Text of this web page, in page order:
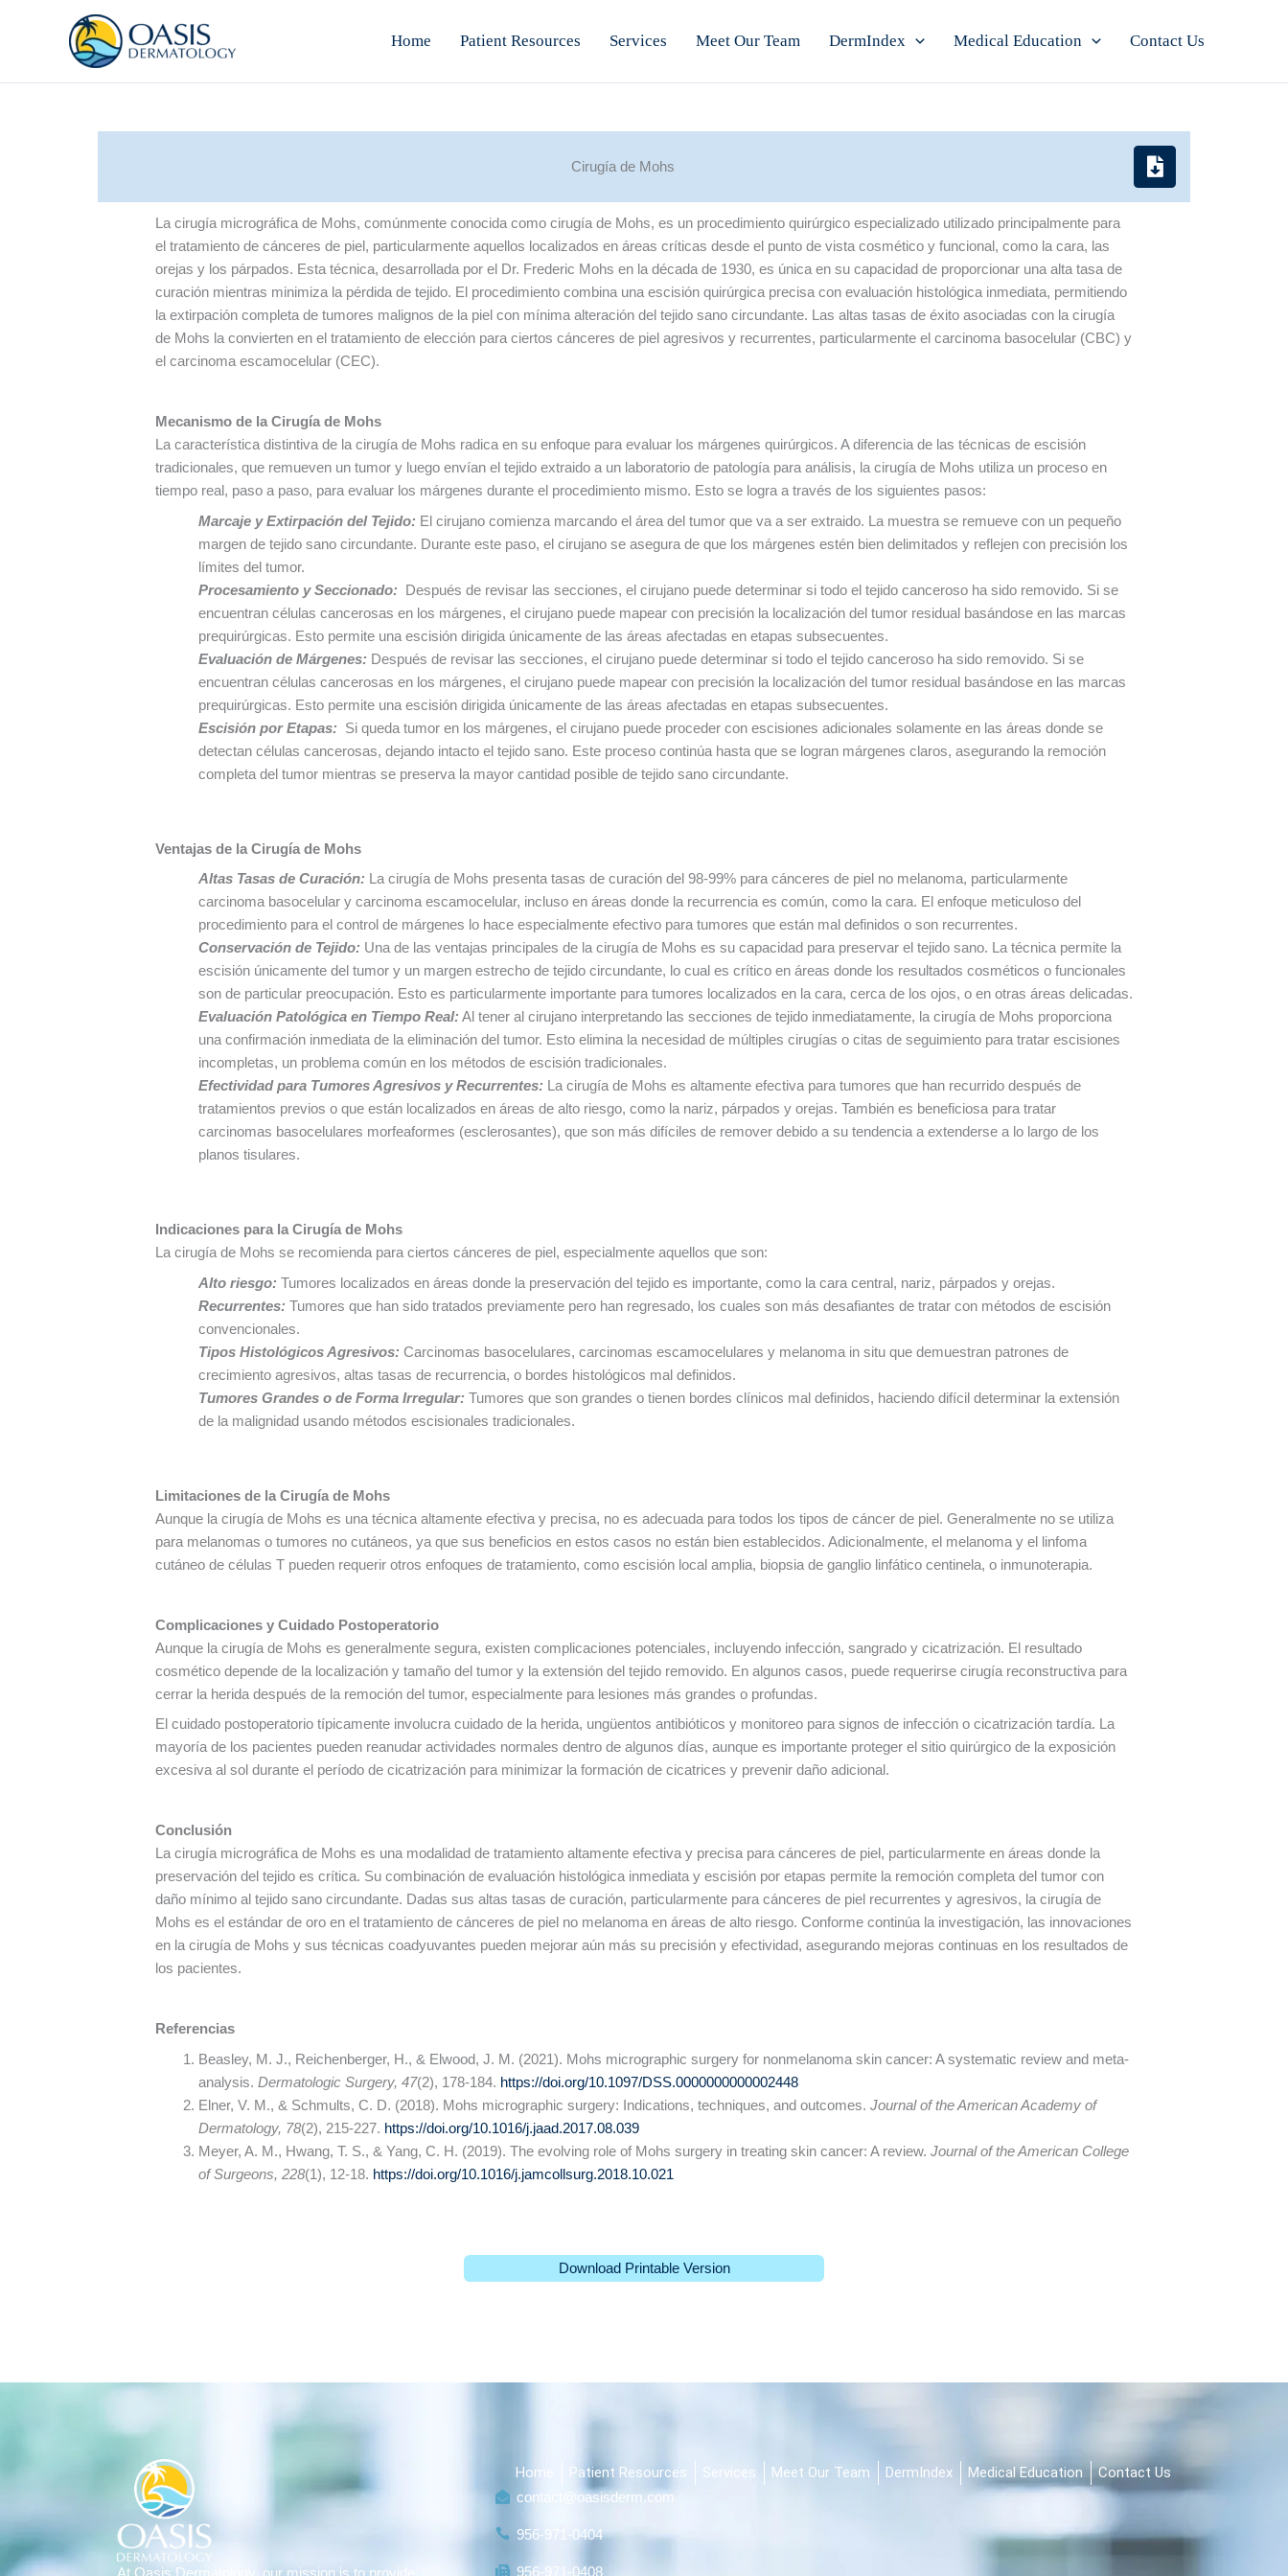
Home Patient Resources Services Meet Our Team DermIndex Medical Education Contact Us
Cirugía de Mohs
La cirugía micrográfica de Mohs, comúnmente conocida como cirugía de Mohs, es un procedimiento quirúrgico especializado utilizado principalmente para
el tratamiento de cánceres de piel, particularmente aquellos localizados en áreas críticas desde el punto de vista cosmético y funcional, como la cara, las
orejas y los párpados. Esta técnica, desarrollada por el Dr. Frederic Mohs en la década de 1930, es única en su capacidad de proporcionar una alta tasa de
curación mientras minimiza la pérdida de tejido. El procedimiento combina una escisión quirúrgica precisa con evaluación histológica inmediata, permitiendo
la extirpación completa de tumores malignos de la piel con mínima alteración del tejido sano circundante. Las altas tasas de éxito asociadas con la cirugía
de Mohs la convierten en el tratamiento de elección para ciertos cánceres de piel agresivos y recurrentes, particularmente el carcinoma basocelular (CBC) y
el carcinoma escamocelular (CEC).
Mecanismo de la Cirugía de Mohs
La característica distintiva de la cirugía de Mohs radica en su enfoque para evaluar los márgenes quirúrgicos. A diferencia de las técnicas de escisión
tradicionales, que remueven un tumor y luego envían el tejido extraido a un laboratorio de patología para análisis, la cirugía de Mohs utiliza un proceso en
tiempo real, paso a paso, para evaluar los márgenes durante el procedimiento mismo. Esto se logra a través de los siguientes pasos:
Marcaje y Extirpación del Tejido: El cirujano comienza marcando el área del tumor que va a ser extraido. La muestra se remueve con un pequeño
margen de tejido sano circundante. Durante este paso, el cirujano se asegura de que los márgenes estén bien delimitados y reflejen con precisión los
límites del tumor.
Procesamiento y Seccionado: Después de revisar las secciones, el cirujano puede determinar si todo el tejido canceroso ha sido removido. Si se
encuentran células cancerosas en los márgenes, el cirujano puede mapear con precisión la localización del tumor residual basándose en las marcas
prequirúrgicas. Esto permite una escisión dirigida únicamente de las áreas afectadas en etapas subsecuentes.
Evaluación de Márgenes: Después de revisar las secciones, el cirujano puede determinar si todo el tejido canceroso ha sido removido. Si se
encuentran células cancerosas en los márgenes, el cirujano puede mapear con precisión la localización del tumor residual basándose en las marcas
prequirúrgicas. Esto permite una escisión dirigida únicamente de las áreas afectadas en etapas subsecuentes.
Escisión por Etapas: Si queda tumor en los márgenes, el cirujano puede proceder con escisiones adicionales solamente en las áreas donde se
detectan células cancerosas, dejando intacto el tejido sano. Este proceso continúa hasta que se logran márgenes claros, asegurando la remoción
completa del tumor mientras se preserva la mayor cantidad posible de tejido sano circundante.
Ventajas de la Cirugía de Mohs
Altas Tasas de Curación: La cirugía de Mohs presenta tasas de curación del 98-99% para cánceres de piel no melanoma, particularmente
carcinoma basocelular y carcinoma escamocelular, incluso en áreas donde la recurrencia es común, como la cara. El enfoque meticuloso del
procedimiento para el control de márgenes lo hace especialmente efectivo para tumores que están mal definidos o son recurrentes.
Conservación de Tejido: Una de las ventajas principales de la cirugía de Mohs es su capacidad para preservar el tejido sano. La técnica permite la
escisión únicamente del tumor y un margen estrecho de tejido circundante, lo cual es crítico en áreas donde los resultados cosméticos o funcionales
son de particular preocupación. Esto es particularmente importante para tumores localizados en la cara, cerca de los ojos, o en otras áreas delicadas.
Evaluación Patológica en Tiempo Real: Al tener al cirujano interpretando las secciones de tejido inmediatamente, la cirugía de Mohs proporciona
una confirmación inmediata de la eliminación del tumor. Esto elimina la necesidad de múltiples cirugías o citas de seguimiento para tratar escisiones
incompletas, un problema común en los métodos de escisión tradicionales.
Efectividad para Tumores Agresivos y Recurrentes: La cirugía de Mohs es altamente efectiva para tumores que han recurrido después de
tratamientos previos o que están localizados en áreas de alto riesgo, como la nariz, párpados y orejas. También es beneficiosa para tratar
carcinomas basocelulares morfeaformes (esclerosantes), que son más difíciles de remover debido a su tendencia a extenderse a lo largo de los
planos tisulares.
Indicaciones para la Cirugía de Mohs
La cirugía de Mohs se recomienda para ciertos cánceres de piel, especialmente aquellos que son:
Alto riesgo: Tumores localizados en áreas donde la preservación del tejido es importante, como la cara central, nariz, párpados y orejas.
Recurrentes: Tumores que han sido tratados previamente pero han regresado, los cuales son más desafiantes de tratar con métodos de escisión
convencionales.
Tipos Histológicos Agresivos: Carcinomas basocelulares, carcinomas escamocelulares y melanoma in situ que demuestran patrones de
crecimiento agresivos, altas tasas de recurrencia, o bordes histológicos mal definidos.
Tumores Grandes o de Forma Irregular: Tumores que son grandes o tienen bordes clínicos mal definidos, haciendo difícil determinar la extensión
de la malignidad usando métodos escisionales tradicionales.
Limitaciones de la Cirugía de Mohs
Aunque la cirugía de Mohs es una técnica altamente efectiva y precisa, no es adecuada para todos los tipos de cáncer de piel. Generalmente no se utiliza
para melanomas o tumores no cutáneos, ya que sus beneficios en estos casos no están bien establecidos. Adicionalmente, el melanoma y el linfoma
cutáneo de células T pueden requerir otros enfoques de tratamiento, como escisión local amplia, biopsia de ganglio linfático centinela, o inmunoterapia.
Complicaciones y Cuidado Postoperatorio
Aunque la cirugía de Mohs es generalmente segura, existen complicaciones potenciales, incluyendo infección, sangrado y cicatrización. El resultado
cosmético depende de la localización y tamaño del tumor y la extensión del tejido removido. En algunos casos, puede requerirse cirugía reconstructiva para
cerrar la herida después de la remoción del tumor, especialmente para lesiones más grandes o profundas.
El cuidado postoperatorio típicamente involucra cuidado de la herida, ungüentos antibióticos y monitoreo para signos de infección o cicatrización tardía. La
mayoría de los pacientes pueden reanudar actividades normales dentro de algunos días, aunque es importante proteger el sitio quirúrgico de la exposición
excesiva al sol durante el período de cicatrización para minimizar la formación de cicatrices y prevenir daño adicional.
Conclusión
La cirugía micrográfica de Mohs es una modalidad de tratamiento altamente efectiva y precisa para cánceres de piel, particularmente en áreas donde la
preservación del tejido es crítica. Su combinación de evaluación histológica inmediata y escisión por etapas permite la remoción completa del tumor con
daño mínimo al tejido sano circundante. Dadas sus altas tasas de curación, particularmente para cánceres de piel recurrentes y agresivos, la cirugía de
Mohs es el estándar de oro en el tratamiento de cánceres de piel no melanoma en áreas de alto riesgo. Conforme continúa la investigación, las innovaciones
en la cirugía de Mohs y sus técnicas coadyuvantes pueden mejorar aún más su precisión y efectividad, asegurando mejoras continuas en los resultados de
los pacientes.
Referencias
Beasley, M. J., Reichenberger, H., & Elwood, J. M. (2021). Mohs micrographic surgery for nonmelanoma skin cancer: A systematic review and meta-
analysis. Dermatologic Surgery, 47(2), 178-184. https://doi.org/10.1097/DSS.0000000000002448
Elner, V. M., & Schmults, C. D. (2018). Mohs micrographic surgery: Indications, techniques, and outcomes. Journal of the American Academy of
Dermatology, 78(2), 215-227. https://doi.org/10.1016/j.jaad.2017.08.039
Meyer, A. M., Hwang, T. S., & Yang, C. H. (2019). The evolving role of Mohs surgery in treating skin cancer: A review. Journal of the American College
of Surgeons, 228(1), 12-18. https://doi.org/10.1016/j.jamcollsurg.2018.10.021
Download Printable Version
At Oasis Dermatology, our mission is to provide
Home Patient Resources Services Meet Our Team DermIndex Medical Education Contact Us
contact@oasisderm.com
956-971-0404
956-971-0408